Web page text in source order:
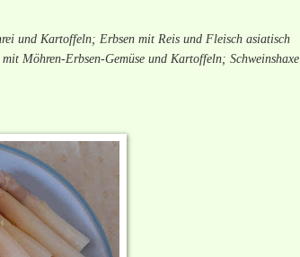
und Kartoffeln; Erbsen mit Reis und Fleisch asiatisch
Möhren-Erbsen-Gemüse und Kartoffeln; Schweinshaxe